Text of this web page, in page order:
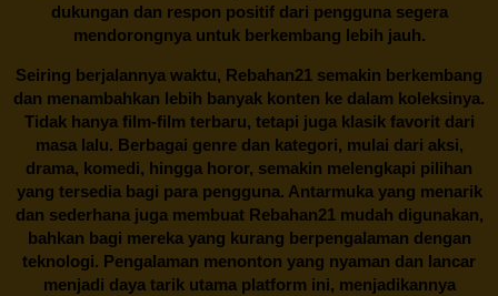
dukungan dan respon positif dari pengguna segera
mendorongnya untuk berkembang lebih jauh.
Seiring berjalannya waktu, Rebahan21 semakin berkembang
dan menambahkan lebih banyak konten ke dalam koleksinya.
Tidak hanya film-film terbaru, tetapi juga klasik favorit dari
masa lalu. Berbagai genre dan kategori, mulai dari aksi,
drama, komedi, hingga horor, semakin melengkapi pilihan
yang tersedia bagi para pengguna. Antarmuka yang menarik
dan sederhana juga membuatRebahan21mudah digunakan,
bahkan bagi mereka yang kurang berpengalaman dengan
teknologi. Pengalaman menonton yang nyaman dan lancar
menjadi daya tarik utama platform ini, menjadikannya